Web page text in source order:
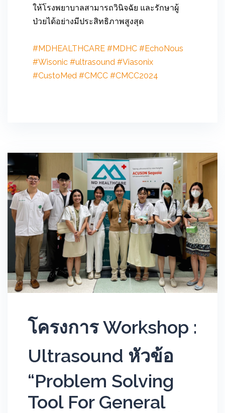
ให้โรงพยาบาลสามารถวินิจฉัย และรักษาผู้
ป่วยได้อย่างมีประสิทธิภาพสูงสุด
#MDHEALTHCARE #MDHC #EchoNous
#Wisonic #ultrasound #Viasonix
#CustoMed #CMCC #CMCC2024
โครงการ Workshop :
Ultrasound หัวข้อ
“Problem Solving
Tool For General